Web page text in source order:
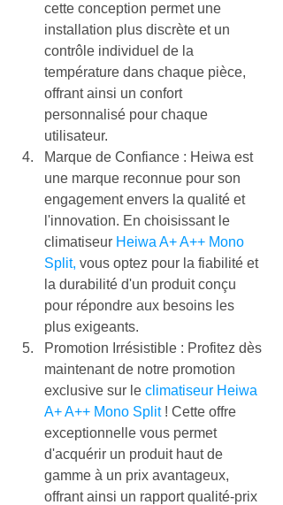
cette conception permet une
installation plus discrète et un
contrôle individuel de la
température dans chaque pièce,
offrant ainsi un confort
personnalisé pour chaque
utilisateur.
Marque de Confiance : Heiwa est
une marque reconnue pour son
engagement envers la qualité et
l'innovation. En choisissant le
climatiseur Heiwa A+ A++ Mono
Split, vous optez pour la fiabilité et
la durabilité d'un produit conçu
pour répondre aux besoins les
plus exigeants.
Promotion Irrésistible : Profitez dès
maintenant de notre promotion
exclusive sur le climatiseur Heiwa
A+ A++ Mono Split ! Cette offre
exceptionnelle vous permet
d'acquérir un produit haut de
gamme à un prix avantageux,
offrant ainsi un rapport qualité-prix